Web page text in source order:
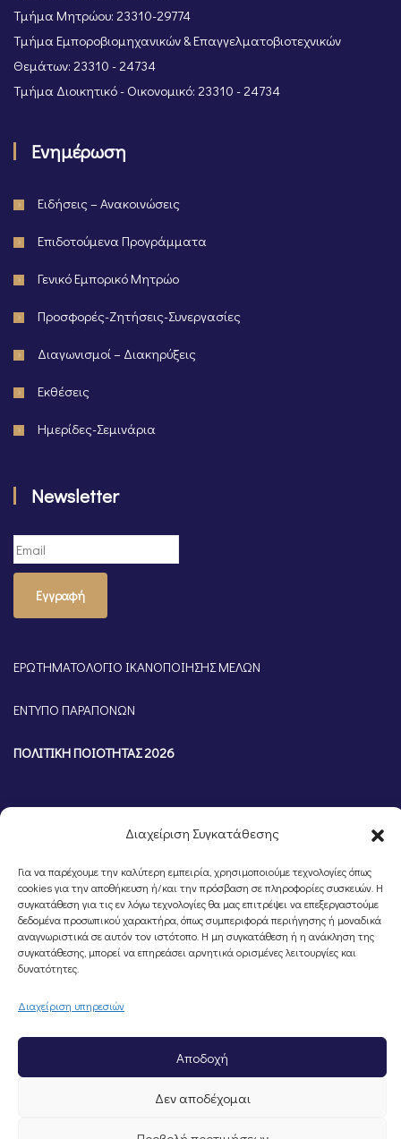
Διαχείριση Συγκατάθεσης
Για να παρέχουμε την καλύτερη εμπειρία, χρησιμοποιούμε τεχνολογίες όπως
cookies για την αποθήκευση ή/και την πρόσβαση σε πληροφορίες συσκευών. Η
συγκατάθεση για τις εν λόγω τεχνολογίες θα μας επιτρέψει να επεξεργαστούμε
δεδομένα προσωπικού χαρακτήρα, όπως συμπεριφορά περιήγησης ή μοναδικά
αναγνωριστικά σε αυτόν τον ιστότοπο. Η μη συγκατάθεση ή η ανάκληση της
συγκατάθεσης, μπορεί να επηρεάσει αρνητικά ορισμένες λειτουργίες και
δυνατότητες.
Διαχείριση υπηρεσιών
Αποδοχή
Δεν αποδέχομαι
Τμήμα Μητρώου: 23310-29774
Τμήμα Εμποροβιομηχανικών & Επαγγελματοβιοτεχνικών
Θεμάτων: 23310 - 24734
Τμήμα Διοικητικό - Οικονομικό: 23310 - 24734
Ενημέρωση
Ειδήσεις – Ανακοινώσεις
Επιδοτούμενα Προγράμματα
Γενικό Εμπορικό Μητρώο
Προσφορές-Ζητήσεις-Συνεργασίες
Διαγωνισμοί – Διακηρύξεις
Εκθέσεις
Ημερίδες-Σεμινάρια
Newsletter
Εγγραφή
ΕΡΩΤΗΜΑΤΟΛΟΓΙΟ ΙΚΑΝΟΠΟΙΗΣΗΣ ΜΕΛΩΝ
ΕΝΤΥΠΟ ΠΑΡΑΠΟΝΩΝ
ΠΟΛΙΤΙΚΗ ΠΟΙΟΤΗΤΑΣ 2026
©Portal Επιμελητηρίου Ημαθίας, Powered byKnowledge A.E.